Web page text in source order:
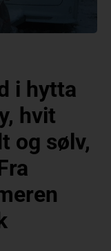
i hytta
hvit
og sølv,